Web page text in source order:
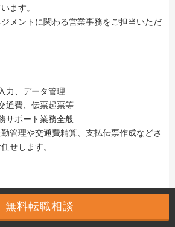
ます。
メントに関わる営業事務をご担当いただ
力、データ管理
通費、伝票起票等
サポート業務全般
管理や交通費精算、支払伝票作成などさ
せします。
円
無料転職相談